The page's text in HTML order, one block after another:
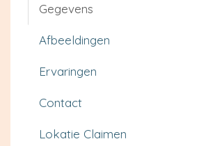
Gegevens
Afbeeldingen
Ervaringen
Contact
Lokatie Claimen